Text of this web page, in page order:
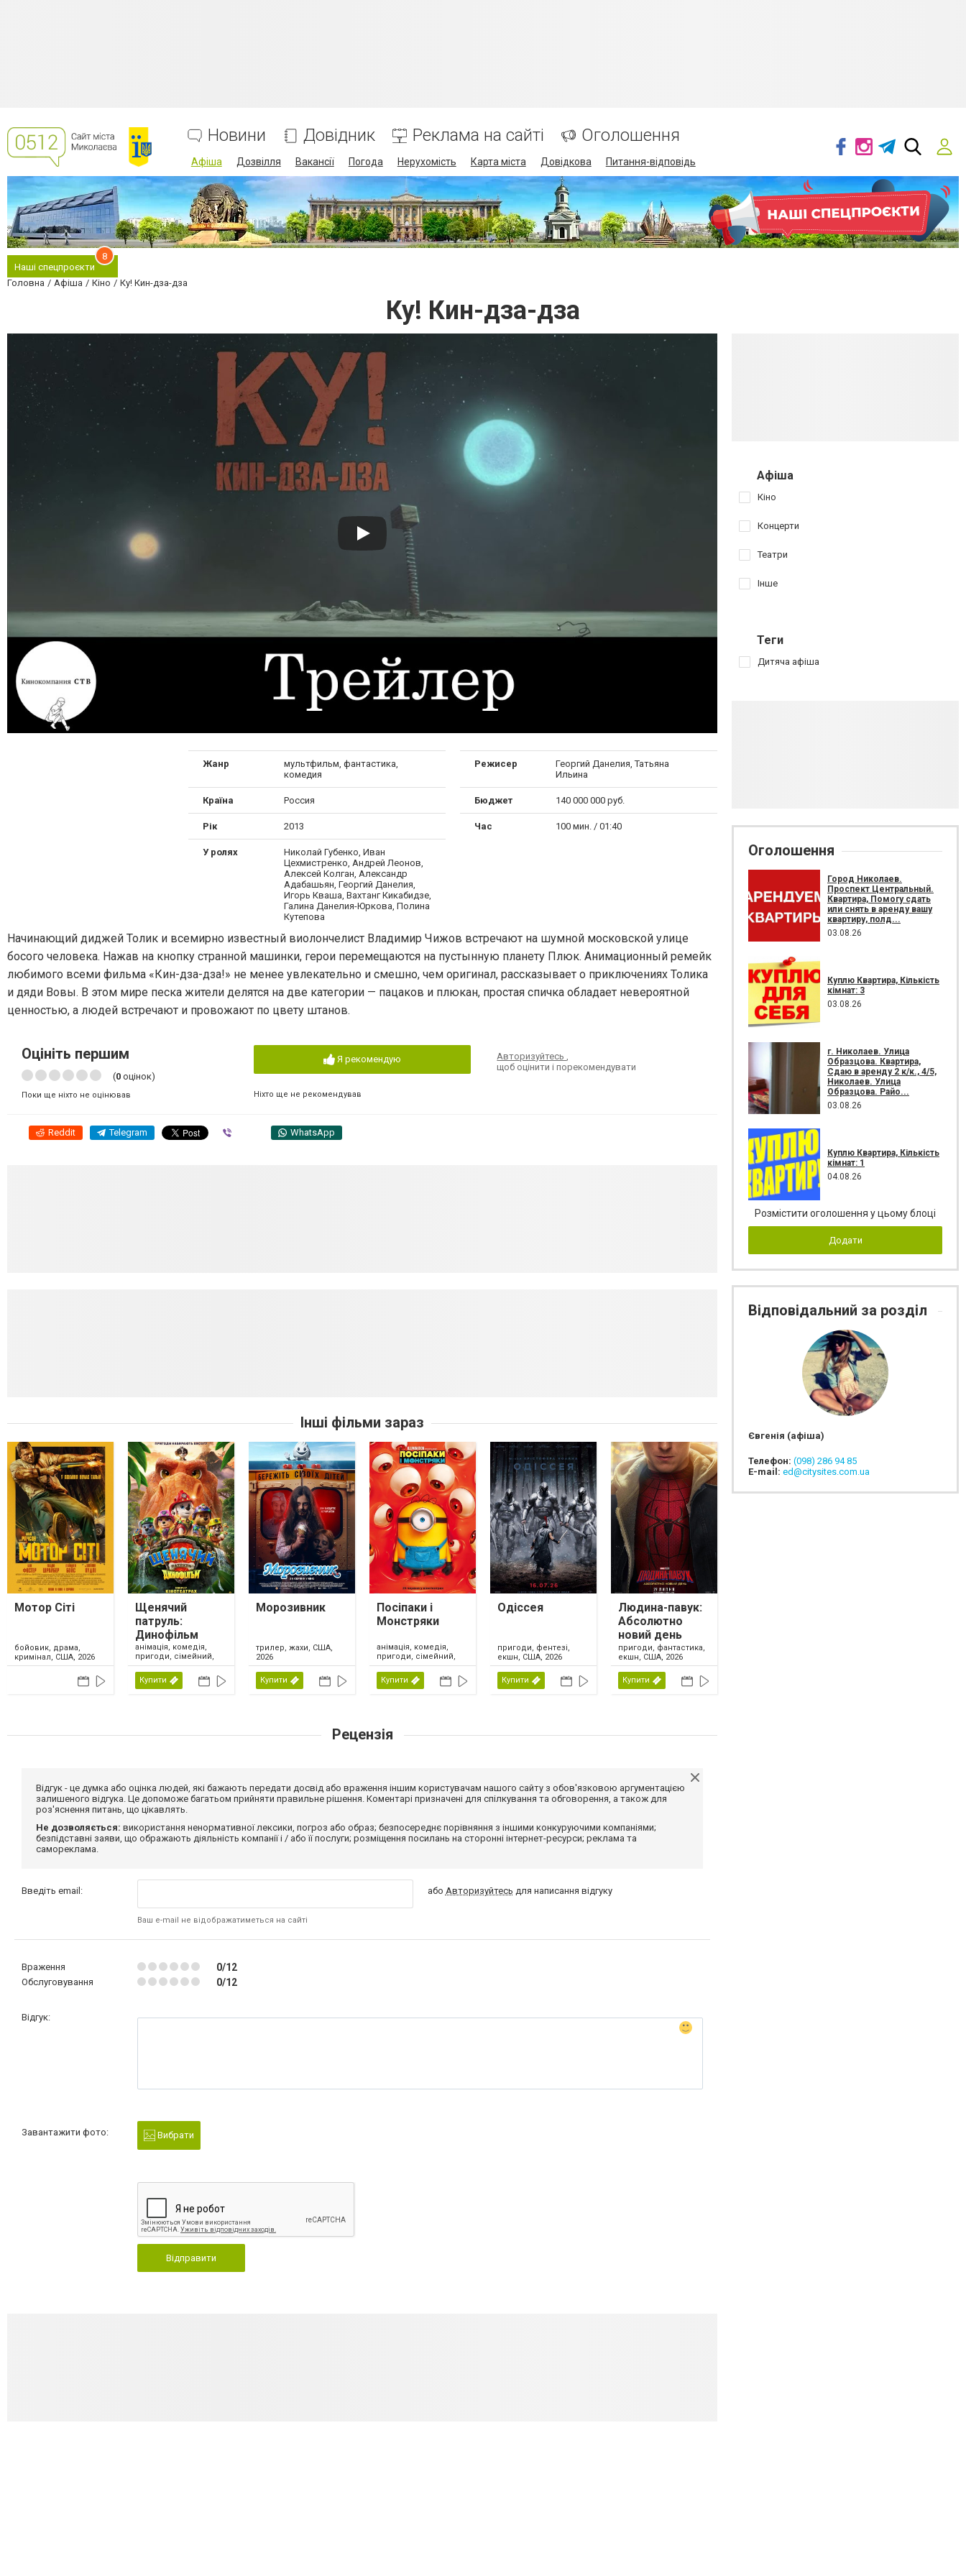
Новини Довідник Реклама на сайті Оголошення
Афіша Дозвілля Вакансії Погода Нерухомість Карта міста Довідкова Питання-відповідь
Наші спецпроєкти
8
Головна Афіша Кіно Ку! Кин-дза-дза
Ку! Кин-дза-дза
Жанр
мультфильм, фантастика,
комедия
Країна Россия
Рік 2013
У ролях
Николай Губенко, Иван
Цехмистренко, Андрей Леонов,
Алексей Колган, Александр
Адабашьян, Георгий Данелия,
Игорь Кваша, Вахтанг Кикабидзе,
Галина Данелия-Юркова, Полина
Кутепова
Режисер
Георгий Данелия, Татьяна
Ильина
Бюджет 140 000 000 руб.
Час 100 мин. / 01:40
Начинающий диджей Толик и всемирно известный виолончелист Владимир Чижов встречают на шумной московской улице
босого человека. Нажав на кнопку странной машинки, герои перемещаются на пустынную планету Плюк. Анимационный ремейк
любимого всеми фильма «Кин-дза-дза!» не менее увлекательно и смешно, чем оригинал, рассказывает о приключениях Толика
и дяди Вовы. В этом мире песка жители делятся на две категории — пацаков и плюкан, простая спичка обладает невероятной
ценностью, а людей встречают и провожают по цвету штанов.
Оцініть першим
(0 оцінок)
Поки ще ніхто не оцінював
Я рекомендую
Ніхто ще не рекомендував
Авторизуйтесь
щоб оцінити і порекомендувати
Reddit Telegram WhatsApp
Інші фільми зараз
Мотор Сіті
бойовик, драма,
кримінал, США, 2026
Щенячий
патруль:
Динофільм
анімація, комедія,
пригоди, сімейний,
США, 2026
Купити
Морозивник
трилер, жахи, США,
2026
Купити
Посіпаки і
Монстряки
анімація, комедія,
пригоди, сімейний,
США, 2026
Купити
Одіссея
пригоди, фентезі,
екшн, США, 2026
Купити
Людина-павук:
Абсолютно
новий день
пригоди, фантастика,
екшн, США, 2026
Купити
Рецензія
Відгук - це думка або оцінка людей, які бажають передати досвід або враження іншим користувачам нашого сайту з обов'язковою аргументацією
залишеного відгука. Це допоможе багатьом прийняти правильне рішення. Коментарі призначені для спілкування та обговорення, а також для
роз'яснення питань, що цікавлять.
Не дозволяється: використання ненормативної лексики, погроз або образ; безпосереднє порівняння з іншими конкуруючими компаніями;
безпідставні заяви, що ображають діяльність компанії і / або її послуги; розміщення посилань на сторонні інтернет-ресурси; реклама та
самореклама.
Введіть email:
Ваш e-mail не відображатиметься на сайті
або Авторизуйтесь для написання відгуку
Враження 0/12
Обслуговування 0/12
Відгук:
Завантажити фото: Вибрати
Відправити
Афіша
Кіно
Концерти
Театри
Інше
Теги
Дитяча афіша
Оголошення
Город Николаев.
Проспект Центральный.
Квартира, Помогу сдать
или снять в аренду вашу
квартиру, полд...
03.08.26
Куплю Квартира, Кількість
кімнат: 3
03.08.26
г. Николаев. Улица
Образцова. Квартира,
Сдаю в аренду 2 к/к., 4/5,
Николаев. Улица
Образцова. Райо...
03.08.26
Куплю Квартира, Кількість
кімнат: 1
04.08.26
Розмістити оголошення у цьому блоці
Додати
Відповідальний за розділ
Євгенія (афіша)
Телефон: (098) 286 94 85
E-mail: ed@citysites.com.ua